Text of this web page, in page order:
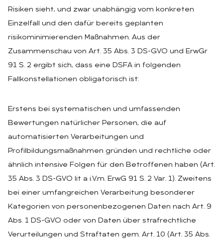
Risiken sieht, und zwar unabhängig vom konkreten
Einzelfall und den dafür bereits geplanten
risikominimierenden Maßnahmen. Aus der
Zusammenschau von Art. 35 Abs. 3 DS-GVO und ErwGr
91 S. 2 ergibt sich, dass eine DSFA in folgenden
Fallkonstellationen obligatorisch ist:
Erstens bei systematischen und umfassenden
Bewertungen natürlicher Personen, die auf
automatisierten Verarbeitungen und
Profilbildungsmaßnahmen gründen und rechtliche oder
ähnlich intensive Folgen für den Betroffenen haben (Art.
35 Abs. 3 DS-GVO lit a i.V.m. ErwG 91 S. 2 Var. 1). Zweitens
bei einer umfangreichen Verarbeitung besonderer
Kategorien von personenbezogenen Daten nach Art. 9
Abs. 1 DS-GVO oder von Daten über strafrechtliche
Verurteilungen und Straftaten gem. Art. 10 (Art. 35 Abs.